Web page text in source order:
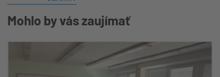
Mohlo by vás zaujímať